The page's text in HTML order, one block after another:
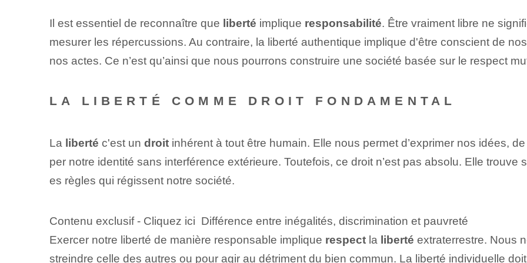
Il est essentiel de reconnaître que liberté implique responsabilité. ⁣Être vraiment libre ne
mesurer les répercussions.⁣ Au contraire, la liberté authentique implique d'être conscient de
nos actes. Ce n’est qu’ainsi que nous pourrons construire une société basée sur le respect
LA LIBERTÉ COMME DROIT FONDAMENTAL
La liberté c'est un droitinhérent à tout être humain. Elle nous permet d’exprimer nos idées,
per notre identité sans interférence extérieure. Toutefois, ce droit n’est pas absolu. Elle
es règles qui régissent notre société.
Contenu exclusif - Cliquez ici Différence entre inégalités, discrimination et pauvreté
Exercer notre liberté de manière responsable implique respectla liberté ⁤extraterrestre. Nous
streindre celle des autres ou pour agir au détriment du bien commun. La liberté individuelle